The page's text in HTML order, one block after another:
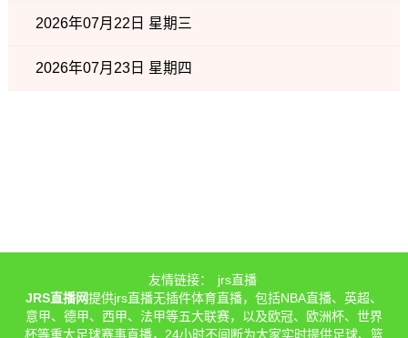
2026年07月22日 星期三
2026年07月23日 星期四
友情链接：
jrs直播
JRS直播网提供jrs直播无插件体育直播，包括NBA直播、英超、
意甲、德甲、西甲、法甲等五大联赛，以及欧冠、欧洲杯、世界
杯等重大足球赛事直播，24小时不间断为大家实时提供足球、篮